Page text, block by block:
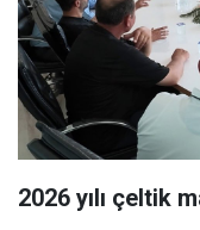
2026 yılı çeltik